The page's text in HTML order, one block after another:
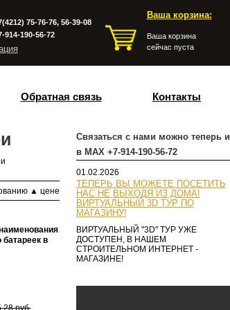
Ваша корзина:
Ваша корзина
сейчас пуста
75-76-76, 56-39-08
914-190-56-72
Обратная связь Контакты
Связаться с нами можно теперь и
в MAX +7-914-190-56-72
01.02.2026
ТЕПЕРЬ ВЫ МОЖЕТЕ ПОСЕТИТЬ
НАС НЕ ВЫХОДЯ ИЗ ДОМА!
ВИРТУАЛЬНЫЙ 3D ТУР ПО
МАГАЗИНУ!
ВИРТУАЛЬНЫЙ "3D" ТУР УЖЕ
ДОСТУПЕН, В НАШЕМ
СТРОИТЕЛЬНОМ ИНТЕРНЕТ -
МАГАЗИНЕ!
▲ цене
батареек в